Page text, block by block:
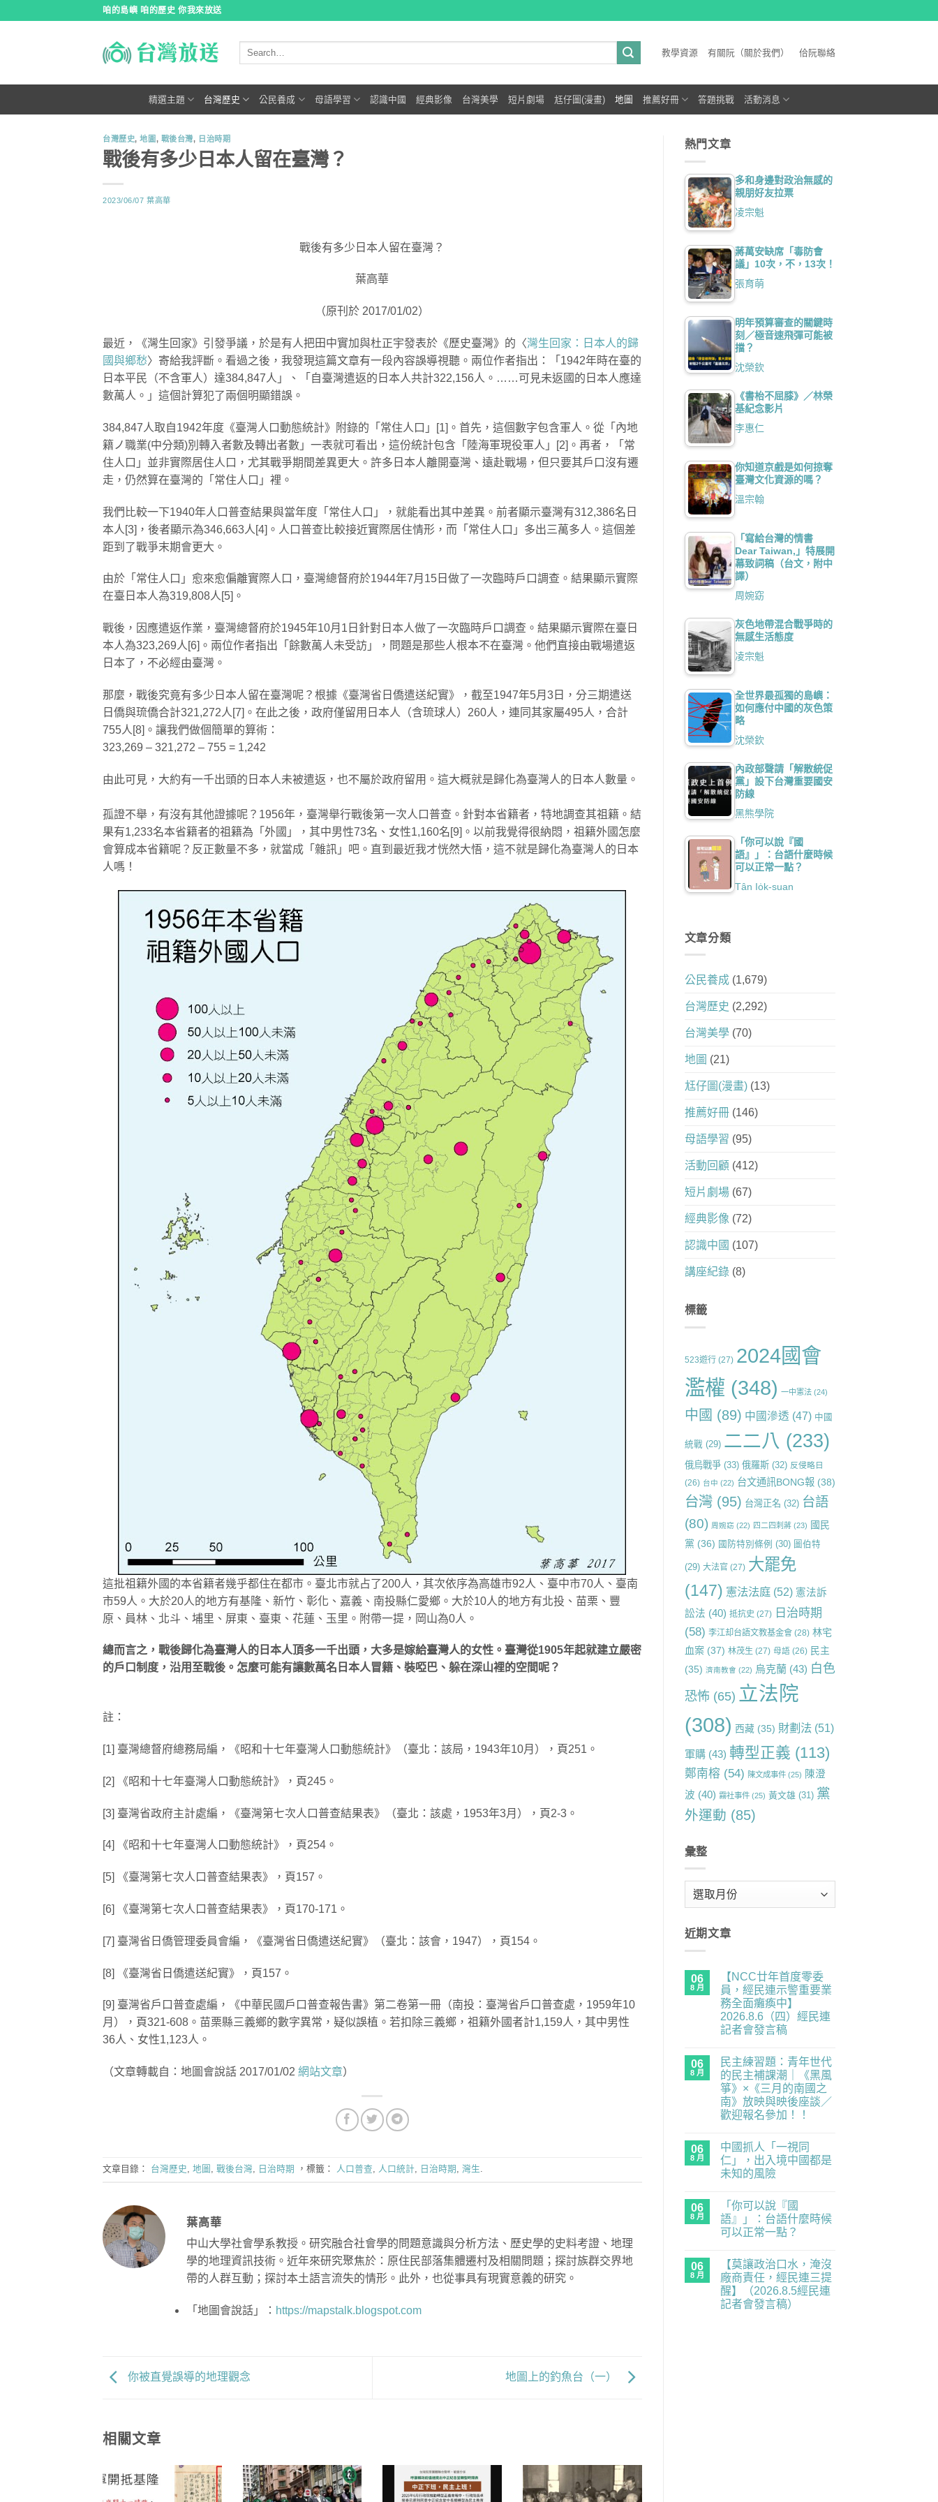
咱的島嶼 咱的歷史 你我來放送
教學資源 有關阮（關於我們） 佮阮聯絡
精選主題 台灣歷史 公民養成 母語學習 認識中國 經典影像 台灣美學 短片劇場 尪仔圖(漫畫) 地圖 推薦好冊 答題挑戰 活動消息
台灣歷史,地圖, 戰後台灣, 日治時期
戰後有多少日本人留在臺灣？
2023/06/07 葉高華
戰後有多少日本人留在臺灣？
葉高華
（原刊於 2017/01/02）
最近，《灣生回家》引發爭議，於是有人把田中實加與杜正宇發表於《歷史臺灣》的〈灣生回家：日本人的歸
國與鄉愁〉寄給我評斷。看過之後，我發現這篇文章有一段內容誤導視聽。兩位作者指出：「1942年時在臺的
日本平民（不含軍人）達384,847人」、「自臺灣遣返的日本人共計322,156人。……可見未返國的日本人應達
數萬人。」這個計算犯了兩個明顯錯誤。
384,847人取自1942年度《臺灣人口動態統計》附錄的「常住人口」[1]。首先，這個數字包含軍人。從「內地
籍ノ職業(中分類)別轉入者數及轉出者數」一表就可看出，這份統計包含「陸海軍現役軍人」[2]。再者，「常
住人口」並非實際居住人口，尤其戰爭期間差異更大。許多日本人離開臺灣、遠赴戰場，但只要其戶口沒有遷
走，仍然算在臺灣的「常住人口」裡。
我們比較一下1940年人口普查結果與當年度「常住人口」，就能看出其中差異。前者顯示臺灣有312,386名日
本人[3]，後者顯示為346,663人[4]。人口普查比較接近實際居住情形，而「常住人口」多出三萬多人。這個差
距到了戰爭末期會更大。
由於「常住人口」愈來愈偏離實際人口，臺灣總督府於1944年7月15日做了一次臨時戶口調查。結果顯示實際
在臺日本人為319,808人[5]。
戰後，因應遣返作業，臺灣總督府於1945年10月1日針對日本人做了一次臨時戶口調查。結果顯示實際在臺日
本人為323,269人[6]。兩位作者指出「餘數萬人未受訪」，問題是那些人根本不在臺灣。他們直接由戰場遣返
日本了，不必經由臺灣。
那麼，戰後究竟有多少日本人留在臺灣呢？根據《臺灣省日僑遣送紀實》，截至1947年5月3日，分三期遣送
日僑與琉僑合計321,272人[7]。在此之後，政府僅留用日本人（含琉球人）260人，連同其家屬495人，合計
755人[8]。讓我們做個簡單的算術：
323,269 – 321,272 – 755 = 1,242
由此可見，大約有一千出頭的日本人未被遣返，也不屬於政府留用。這大概就是歸化為臺灣人的日本人數量。
孤證不舉，有沒有其他證據呢？1956年，臺灣舉行戰後第一次人口普查。針對本省籍者，特地調查其祖籍。結
果有1,233名本省籍者的祖籍為「外國」，其中男性73名、女性1,160名[9]。以前我覺得很納悶，祖籍外國怎麼
會算成本省籍呢？反正數量不多，就當成「雜訊」吧。直到最近我才恍然大悟，這不就是歸化為臺灣人的日本
人嗎！
這批祖籍外國的本省籍者幾乎都住在都市。臺北市就占了200人，其次依序為高雄市92人、臺中市70人、臺南
市59人。大於20人的地方有基隆、新竹、彰化、嘉義、南投縣仁愛鄉。大於10人的地方有北投、苗栗、豐
原、員林、北斗、埔里、屏東、臺東、花蓮、玉里。附帶一提，岡山為0人。
總而言之，戰後歸化為臺灣人的日本人頂多一千出頭，大多是嫁給臺灣人的女性。臺灣從1905年起就建立嚴密
的戶口制度，沿用至戰後。怎麼可能有讓數萬名日本人冒籍、裝啞巴、躲在深山裡的空間呢？
註：
[1] 臺灣總督府總務局編，《昭和十七年臺灣人口動態統計》（臺北：該局，1943年10月），頁251。
[2] 《昭和十七年臺灣人口動態統計》，頁245。
[3] 臺灣省政府主計處編，《臺灣第七次人口普查結果表》（臺北：該處，1953年3月），頁2-3。
[4] 《昭和十七年臺灣人口動態統計》，頁254。
[5] 《臺灣第七次人口普查結果表》，頁157。
[6] 《臺灣第七次人口普查結果表》，頁170-171。
[7] 臺灣省日僑管理委員會編，《臺灣省日僑遣送紀實》（臺北：該會，1947），頁154。
[8] 《臺灣省日僑遣送紀實》，頁157。
[9] 臺灣省戶口普查處編，《中華民國戶口普查報告書》第二卷第一冊（南投：臺灣省戶口普查處，1959年10
月），頁321-608。苗栗縣三義鄉的數字異常，疑似誤植。若扣除三義鄉，祖籍外國者計1,159人，其中男性
36人、女性1,123人。
（文章轉載自：地圖會說話 2017/01/02 網站文章）
文章目錄： 台灣歷史, 地圖 , 戰後台灣, 日治時期 ，標籤： 人口普查, 人口統計, 日治時期 , 灣生.
葉高華
中山大學社會學系教授。研究融合社會學的問題意識與分析方法、歷史學的史料考證、地理
學的地理資訊技術。近年來研究聚焦於：原住民部落集體遷村及相關問題；探討族群交界地
帶的人群互動；探討本土語言流失的情形。此外，也從事具有現實意義的研究。
「地圖會說話」： https://mapstalk.blogspot.com
你被直覺誤導的地理觀念 地圖上的釣魚台（一）
相關文章
熱門文章
多和身邊對政治無感的
親朋好友拉票
凌宗魁
蔣萬安缺席「毒防會
議」10次，不，13次！
張育萌
明年預算審查的關鍵時
刻／極音速飛彈可能被
擋？
沈榮欽
《書枱不屈膝》／林榮
基紀念影片
李惠仁
你知道京戲是如何掠奪
臺灣文化資源的嗎？
溫宗翰
「寫給台灣的情書
Dear Taiwan,」特展開
幕致詞稿（台文，附中
譯）
周婉窈
灰色地帶混合戰爭時的
無感生活態度
凌宗魁
全世界最孤獨的島嶼：
如何應付中國的灰色策
略
沈榮欽
內政部聲請「解散統促
黨」設下台灣重要國安
防線
黑熊學院
「你可以說『國
語』」：台語什麼時候
可以正常一點？
Tân Io̍k-suan
文章分類
公民養成(1,679)
台灣歷史 (2,292)
台灣美學(70)
地圖 (21)
尪仔圖(漫畫)(13)
推薦好冊(146)
母語學習 (95)
活動回顧 (412)
短片劇場(67)
經典影像 (72)
認識中國 (107)
講座紀錄(8)
標籤
523遊行(27) 2024國會
濫權 (348) 一中憲法(24)
中國 (89) 中國滲透 (47) 中國
統戰 (29) 二二八 (233)
俄烏戰爭(33) 俄羅斯(32) 反侵略日
(26) 台中 (22) 台文通訊BONG報(38)
台灣(95) 台灣正名 (32) 台語
(80) 周婉窈 (22) 四二四刺蔣(23) 國民
黨 (36) 國防特別條例 (30) 圖伯特
(29) 大法官(27) 大罷免
(147) 憲法法庭(52) 憲法訴
訟法 (40) 抵抗史 (27) 日治時期
(58) 李江却台語文教基金會(28) 林宅
血案(37) 林茂生 (27) 母語(26) 民主
(35) 濟南教會 (22) 烏克蘭(43) 白色
恐怖 (65) 立法院
(308) 西藏(35) 財劃法(51)
軍購(43) 轉型正義 (113)
鄭南榕 (54) 陳文成事件(25) 陳澄
波 (40) 霧社事件(25) 黃文雄(31) 黨
外運動 (85)
彙整
近期文章
06
8 月
【NCC廿年首度零委
員，經民連示警重要業
務全面癱瘓中】
2026.8.6（四）經民連
記者會發言稿
廿
年
首
度
零
委
員，
連
示
警
重
要
面
癱
瘓
民
連
記
者
會
留
言
06
8 月
民主練習題：青年世代
的民主補課潮｜《黑風
箏》×《三月的南國之
南》放映與映後座談／
歡迎報名參加！！
主
練
習
題：
的
民
主
｜
《黑
風
箏》
×《三
留
言
06
8 月
中國抓人「一視同
仁」，出入境中國都是
未知的風險
抓
人
「一
仁」，
入
境
中
國
言
06
8 月
「你可以說『國
語』」：台語什麼時候
可以正常一點？
以
說
『國
語』」：
台
言
06
8 月
【莫讓政治口水，淹沒
廠商責任，經民連三提
醒】（2026.8.5經民連
記者會發言稿）